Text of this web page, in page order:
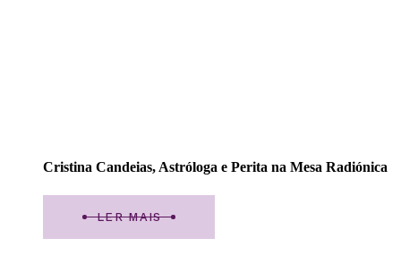
Cristina Candeias, Astróloga e Perita na Mesa Radiónica
LER MAIS